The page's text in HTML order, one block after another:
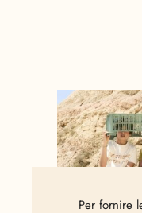
Per fornire